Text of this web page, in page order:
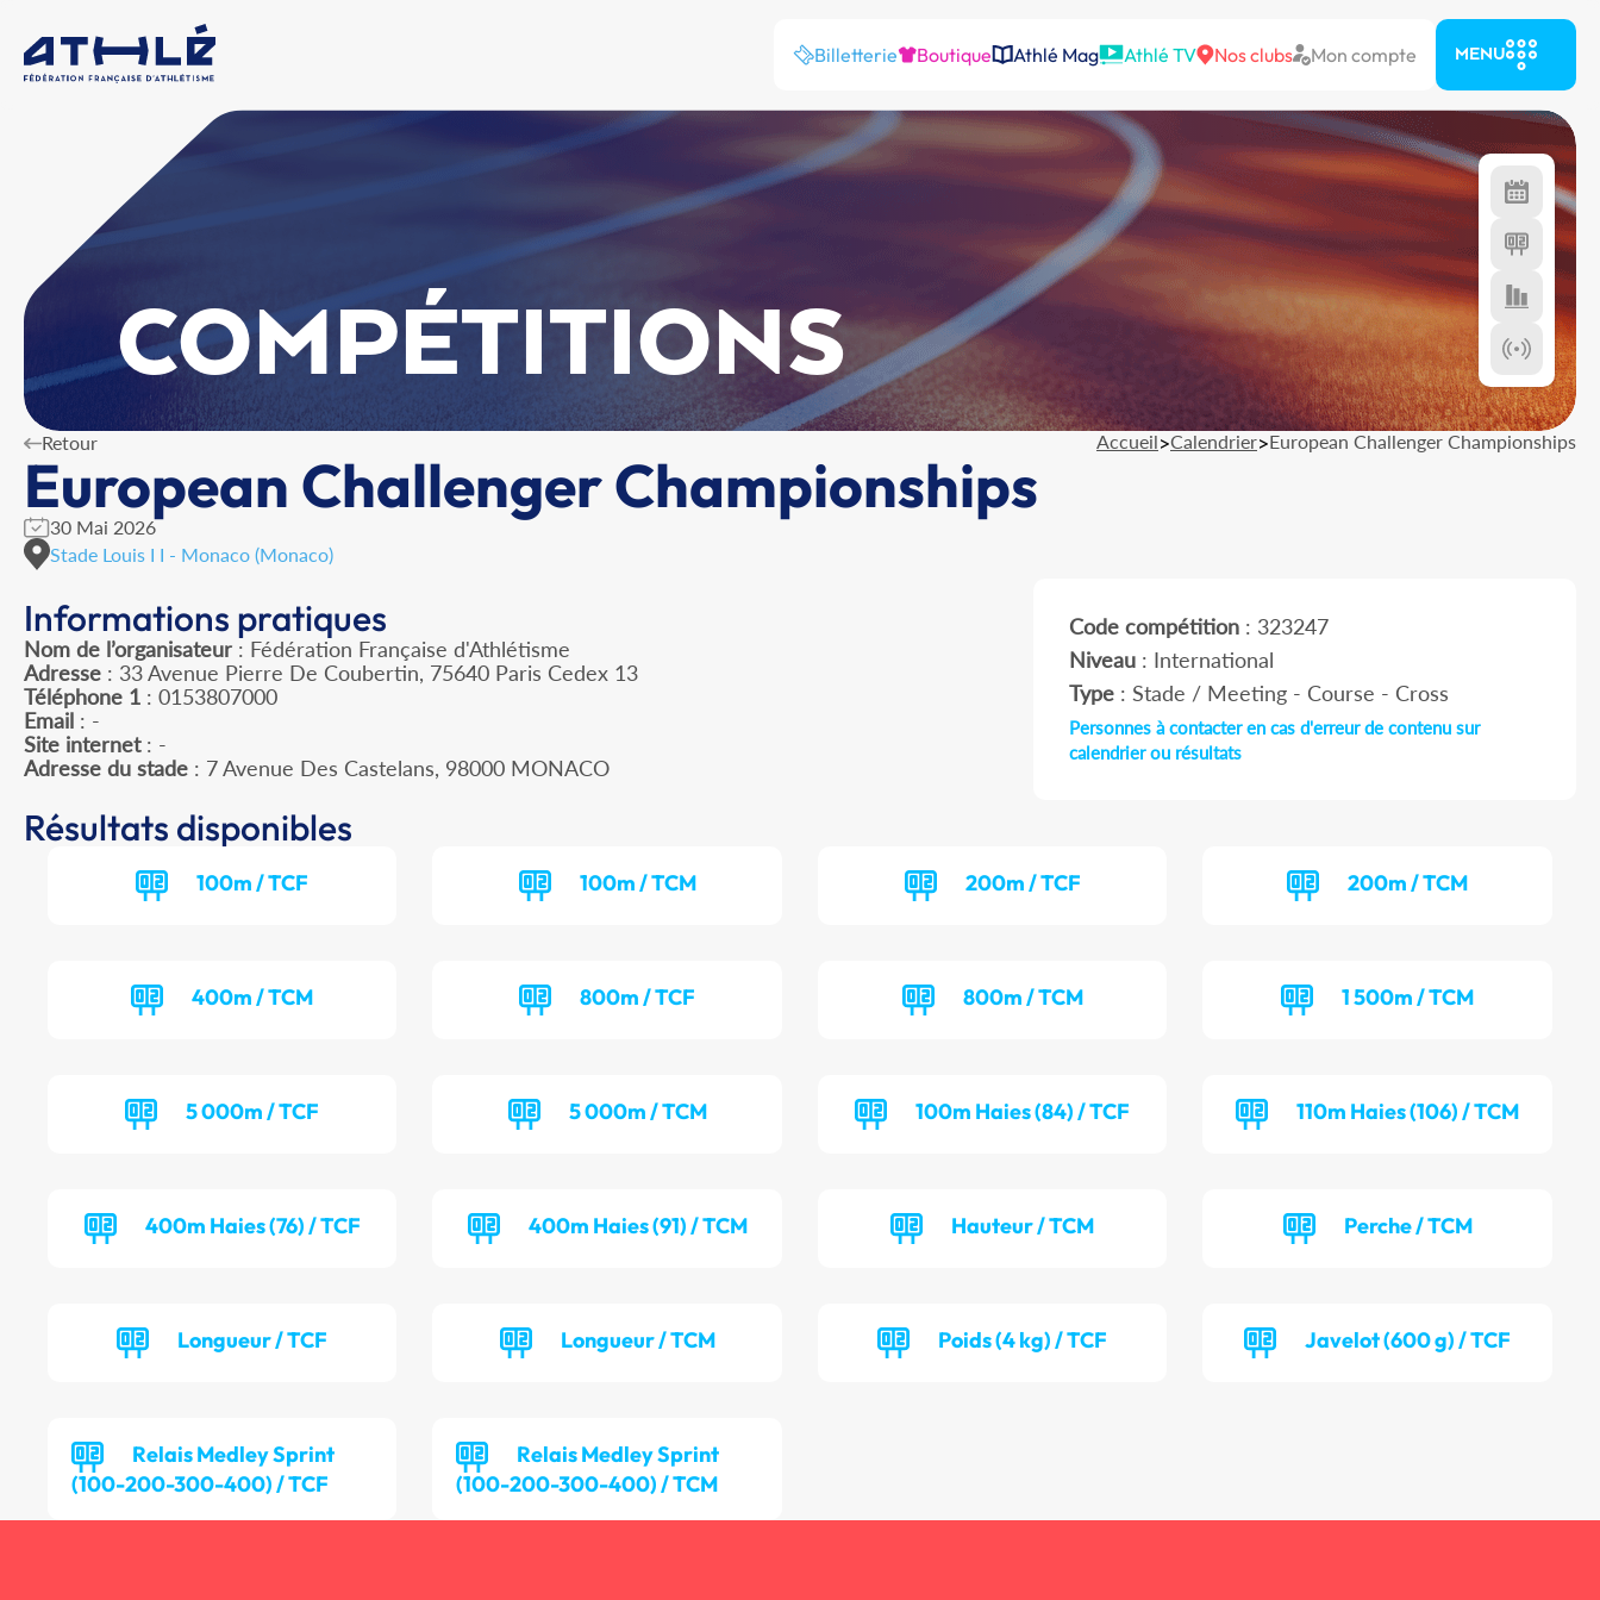
Billetterie Boutique Athlé Mag Athlé TV Nos clubs Mon compte MENU
COMPÉTITIONS
Retour Accueil>Calendrier>European Challenger Championships
European Challenger Championships
30 Mai 2026
Stade Louis I I - Monaco (Monaco)
Informations pratiques
Nom de l’organisateur : Fédération Française d'Athlétisme
Adresse : 33 Avenue Pierre De Coubertin, 75640 Paris Cedex 13
Téléphone 1 : 0153807000
Email : -
Site internet: -
Adresse du stade : 7 Avenue Des Castelans, 98000 MONACO
Code compétition: 323247
Niveau: International
Type: Stade / Meeting - Course - Cross
Personnes à contacter en cas d'erreur de contenu sur
calendrier ou résultats
Résultats disponibles
100m / TCF 100m / TCM 200m / TCF 200m / TCM
400m / TCM 800m / TCF 800m / TCM 1 500m / TCM
5 000m / TCF 5 000m / TCM 100m Haies (84) / TCF 110m Haies (106) / TCM
400m Haies (76) / TCF 400m Haies (91) / TCM Hauteur / TCM Perche / TCM
Longueur / TCF Longueur / TCM Poids (4 kg) / TCF Javelot (600 g) / TCF
Relais Medley Sprint
(100-200-300-400) / TCF
Relais Medley Sprint
(100-200-300-400) / TCM